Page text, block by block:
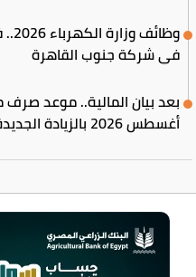
في شركة جنوب القاهرة
بعد بيان المالية.. موعد
أغسطس 2026 بالزيادة الجديدة